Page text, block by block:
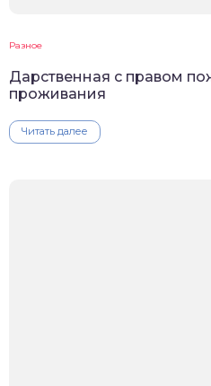
Разное
Дарственная с правом
проживания
Читать далее